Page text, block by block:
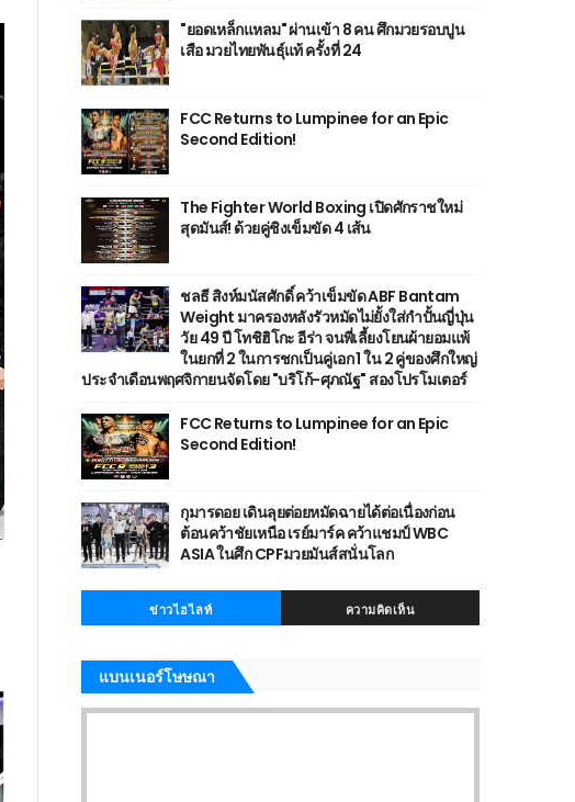
"ยอดเหล็กแหลม" ผ่านเข้า 8 คน ศึกมวยรอบปูน
เสือ มวยไทยพันธุ์แท้ ครั้งที่ 24
FCC Returns to Lumpinee for an Epic
Second Edition!
The Fighter World Boxing เปิดศักราชใหม่
สุดมันส์! ด้วยคู่ชิงเข็มขัด 4 เส้น
ชลธี สิงห์มนัสศักดิ์ คว้าเข็มขัด ABF Bantam
Weight มาครองหลังรัวหมัดไม่ยั้งใส่กำปั้นญี่ปุ่น
วัย 49 ปี โทชิฮิโกะ อีร่า จนพี่เลี้ยงโยนผ้ายอมแพ้
ในยกที่ 2 ในการชกเป็นคู่เอก 1 ใน 2 คู่ของศึกใหญ่
ประจำเดือนพฤศจิกายนจัดโดย "บริโก้-ศุภณัฐ" สองโปรโมเตอร์
FCC Returns to Lumpinee for an Epic
Second Edition!
กุมารดอย เดินลุยต่อยหมัดฉายได้ต่อเนื่องก่อน
ต้อนคว้าชัยเหนือ เรย์มาร์ค คว้าแชมป์ WBC
ASIA ในศึก CPFมวยมันส์สนั่นโลก
ข่าวไฮไลท์ ความคิดเห็น
แบนเนอร์โษษณา